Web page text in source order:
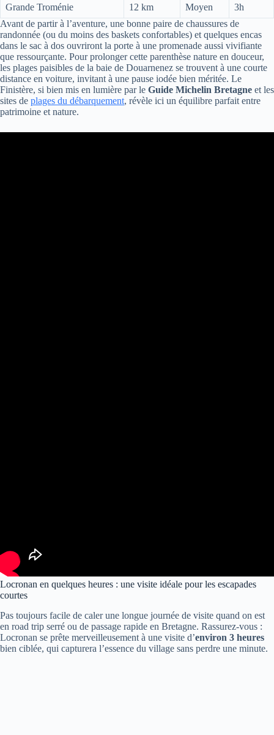
Grande Troménie 12 km Moyen
3h
Avant de partir à l’aventure, une bonne paire de chaussures de
randonnée (ou du moins des baskets confortables) et quelques encas
dans le sac à dos ouvriront la porte à une promenade aussi vivifiante
que ressourçante. Pour prolonger cette parenthèse nature en douceur,
les plages paisibles de la baie de Douarnenez se trouvent à une courte
distance en voiture, invitant à une pause iodée bien méritée. Le
Finistère, si bien mis en lumière par le Guide Michelin Bretagne et les
sites de plages du débarquement, révèle ici un équilibre parfait entre
patrimoine et nature.
Locronan en quelques heures : une visite idéale pour les escapades
courtes
Pas toujours facile de caler une longue journée de visite quand on est
en road trip serré ou de passage rapide en Bretagne. Rassurez-vous :
Locronan se prête merveilleusement à une visite d’environ 3 heures
bien ciblée, qui capturera l’essence du village sans perdre une minute.